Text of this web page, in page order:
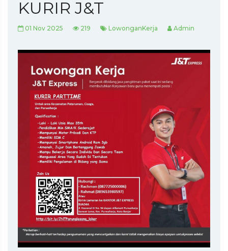
KURIR J&T
01 Nov 2025 219 LowonganKerja Admin